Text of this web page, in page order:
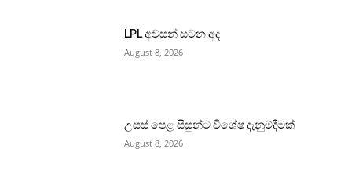
LPL අවසන් සටන අද
August 8, 2026
උසස් පෙළ සිසුන්ට විශේෂ දැනුම්දීමක්
August 8, 2026